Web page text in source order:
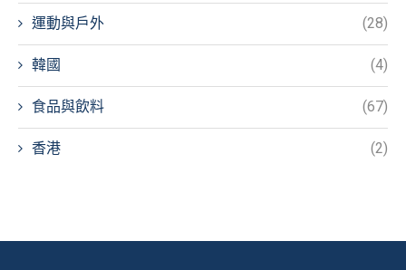
運動與戶外 (28)
韓國 (4)
食品與飲料 (67)
香港 (2)